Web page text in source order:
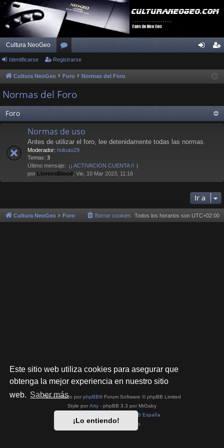
Este sitio web utiliza cookies para asegurar que
obtenga la mejor experiencia en nuestro sitio
web. Saber más
¡Lo entiendo!
Cultura NeoGeo
or
os
ar
se
ist
rs
e
Identificarse Registrarse
Cultura NeoGeo Foro Normas del Foro
Normas del Foro
Foro
Normas de uso
Antes de utilizar el foro, lee detenidamente todas las normas.
Moderador: hokuto29
Temas: 3
Último mensaje: ¡¡ ACTIVACIÓN CUENTA !!
por LlorensBlood , Vie, 10 Mar 2023, 11:16
Ir a
Cultura NeoGeo Foro Todos los horarios son UTC+02:00
Borrar cookies
Desarrollado por phpBB® Forum Software © phpBB Limited
Style por Arty - phpBB 3.3 por MrGaby
phpBB España
Privacidad|Condiciones